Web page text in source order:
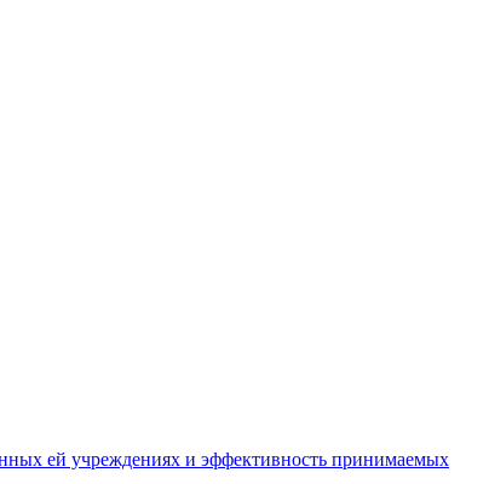
ей учреждениях и эффективность принимаемых